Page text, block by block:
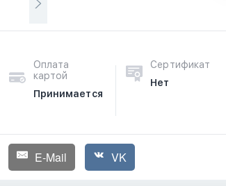
Оплата
картой
Принимается
Сертификат
Нет
E-Mail VK